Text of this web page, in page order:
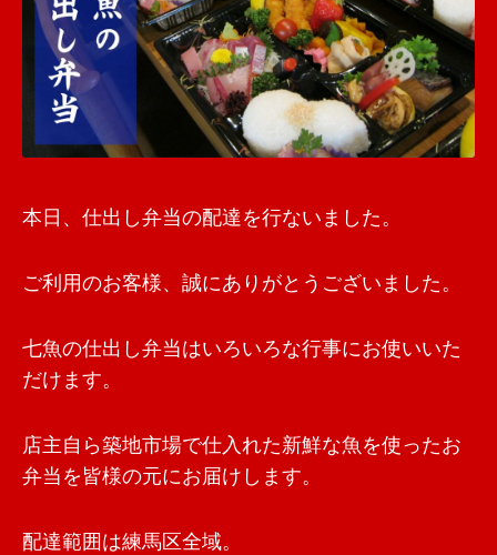
本日、仕出し弁当の配達を行ないました。
ご利用のお客様、誠にありがとうございました。
七魚の仕出し弁当はいろいろな行事にお使いいた
だけます。
店主自ら築地市場で仕入れた新鮮な魚を使ったお
弁当を皆様の元にお届けします。
配達範囲は練馬区全域。